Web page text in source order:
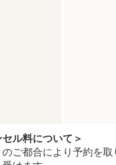
セル料について＞
のご都合により予約を